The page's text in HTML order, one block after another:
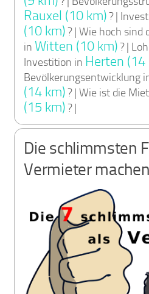
Rauxel (10 km)? |
(10 km)? | Wie hoch sind
in Witten (10 km)? |
Investition in Herten (14
Bevölkerungsentwicklung
(14 km)? | Wie ist die
(15 km)? |
Die schlimmsten
Vermieter